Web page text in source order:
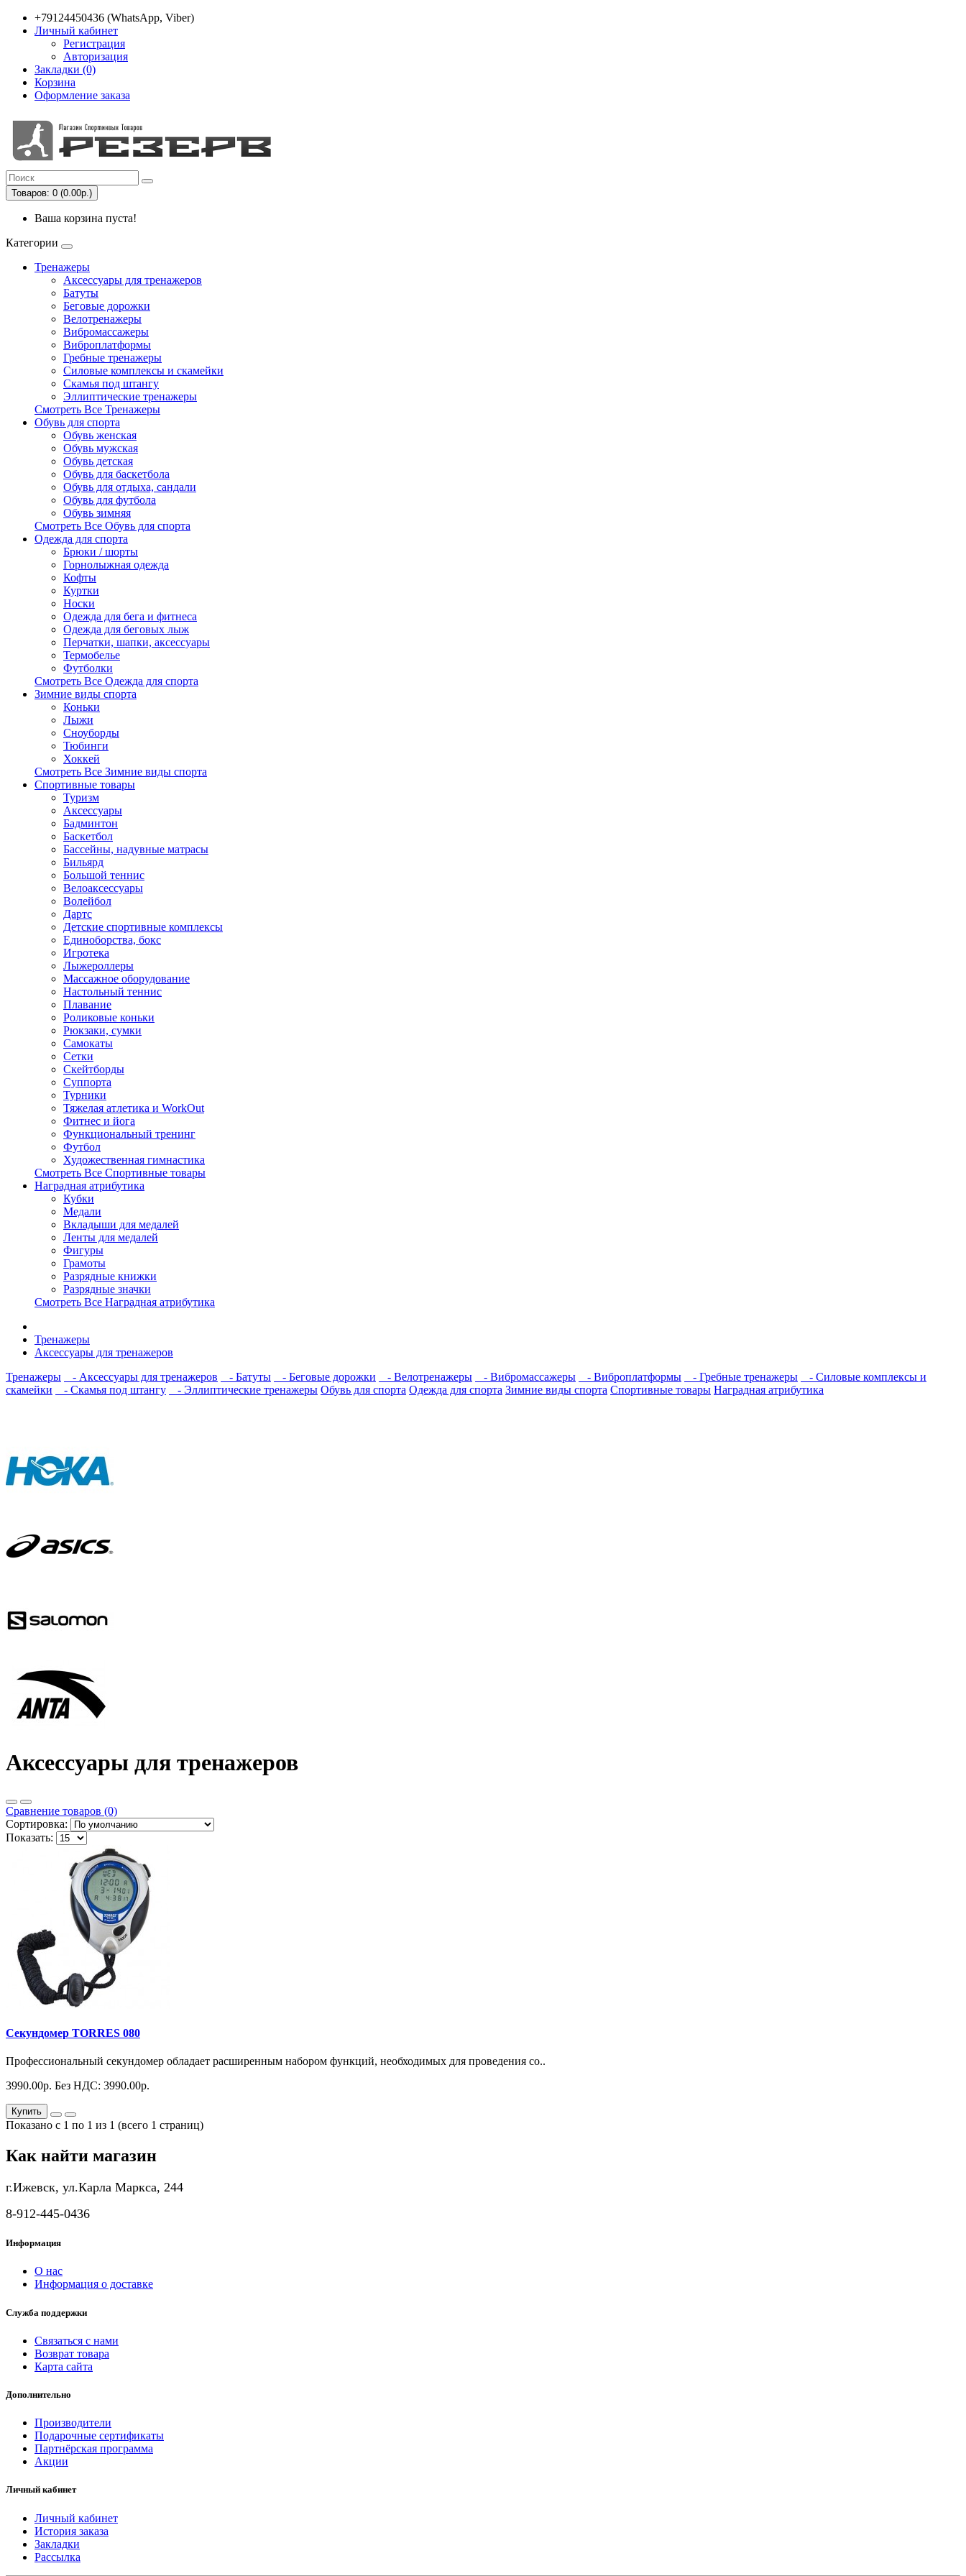
+79124450436 (WhatsApp, Viber)
Личный кабинет
Регистрация
Авторизация
Закладки (0)
Корзина
Оформление заказа
Товаров: 0 (0.00р.)
Ваша корзина пуста!
Категории
Тренажеры
Аксессуары для тренажеров
Батуты
Беговые дорожки
Велотренажеры
Вибромассажеры
Виброплатформы
Гребные тренажеры
Силовые комплексы и скамейки
Скамья под штангу
Эллиптические тренажеры
Смотреть Все Тренажеры
Обувь для спорта
Обувь женская
Обувь мужская
Обувь детская
Обувь для баскетбола
Обувь для отдыха, сандали
Обувь для футбола
Обувь зимняя
Смотреть Все Обувь для спорта
Одежда для спорта
Брюки / шорты
Горнолыжная одежда
Кофты
Куртки
Носки
Одежда для бега и фитнеса
Одежда для беговых лыж
Перчатки, шапки, аксессуары
Термобелье
Футболки
Смотреть Все Одежда для спорта
Зимние виды спорта
Коньки
Лыжи
Сноуборды
Тюбинги
Хоккей
Смотреть Все Зимние виды спорта
Спортивные товары
Туризм
Аксессуары
Бадминтон
Баскетбол
Бассейны, надувные матрасы
Бильярд
Большой теннис
Велоаксессуары
Волейбол
Дартс
Детские спортивные комплексы
Единоборства, бокс
Игротека
Лыжероллеры
Массажное оборудование
Настольный теннис
Плавание
Роликовые коньки
Рюкзаки, сумки
Самокаты
Сетки
Скейтборды
Суппорта
Турники
Тяжелая атлетика и WorkOut
Фитнес и йога
Функциональный тренинг
Футбол
Художественная гимнастика
Смотреть Все Спортивные товары
Наградная атрибутика
Кубки
Медали
Вкладыши для медалей
Ленты для медалей
Фигуры
Грамоты
Разрядные книжки
Разрядные значки
Смотреть Все Наградная атрибутика
Тренажеры
Аксессуары для тренажеров
Тренажеры
- Аксессуары для тренажеров - Батуты - Беговые дорожки - Велотренажеры - Вибромассажеры - Виброплатформы - Гребные тренажеры
- Силовые комплексы и
скамейки
- Скамья под штангу - Эллиптические тренажеры Обувь для спорта Одежда для спорта Зимние виды спорта Спортивные товары Наградная атрибутика
Аксессуары для тренажеров
Сравнение товаров (0)
Сортировка:
Показать:
Секундомер TORRES 080
Профессиональный секундомер обладает расширенным набором функций, необходимых для проведения со..
3990.00р. Без НДС: 3990.00р.
Купить
Показано с 1 по 1 из 1 (всего 1 страниц)
Как найти магазин
г.Ижевск, ул.Карла Маркса, 244
8-912-445-0436
Информация
О нас
Информация о доставке
Служба поддержки
Связаться с нами
Возврат товара
Карта сайта
Дополнительно
Производители
Подарочные сертификаты
Партнёрская программа
Акции
Личный кабинет
Личный кабинет
История заказа
Закладки
Рассылка